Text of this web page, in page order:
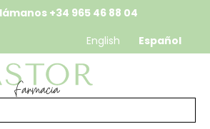
+34 965 46 88 04
English
Español